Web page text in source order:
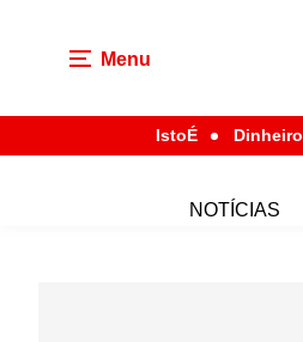
Menu
IstoÉ Dinheiro
NOTÍCIAS